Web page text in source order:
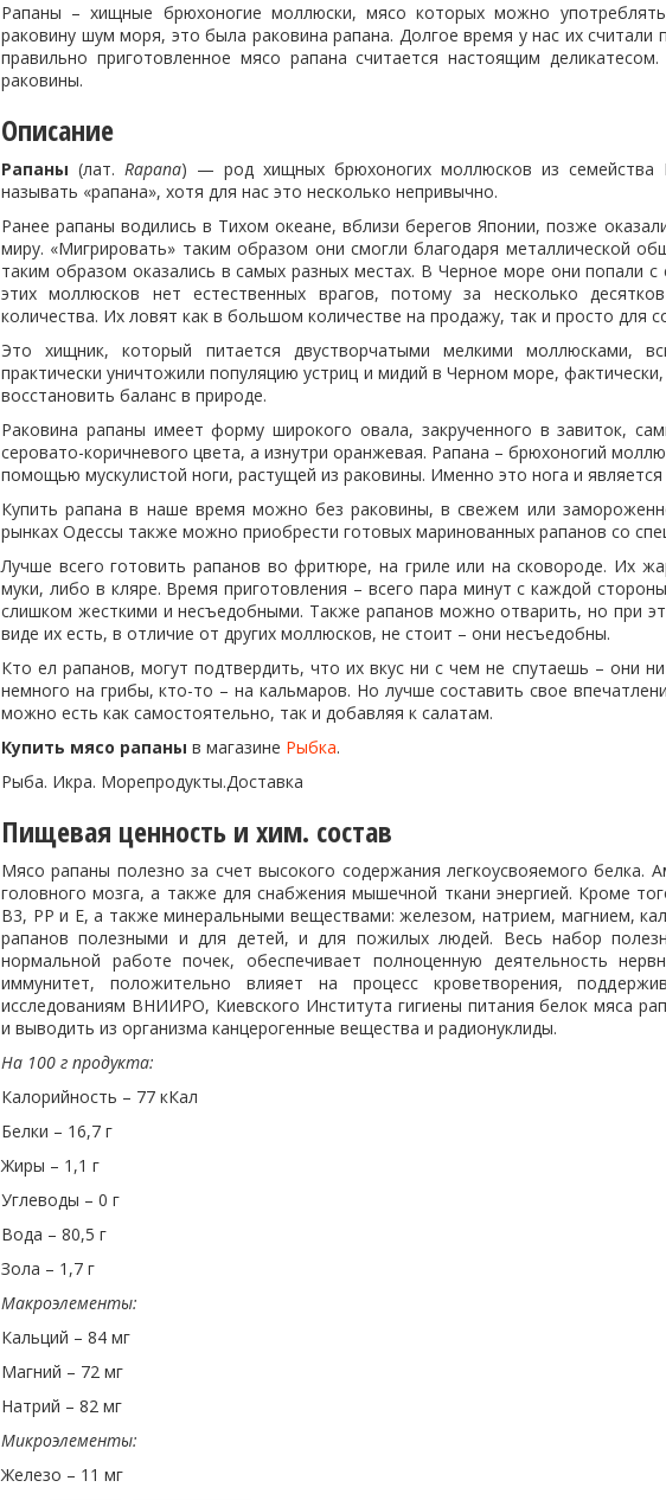
Рапаны – хищные брюхоногие моллюски, мясо которых можно
раковину шум моря, это была раковина рапана. Долгое время у нас их
правильно приготовленное мясо рапана считается настоящим
раковины.
Описание
Рапаны (лат. Rapana) — род хищных брюхоногих моллюсков из семейства
называть «рапана», хотя для нас это несколько непривычно.
Ранее рапаны водились в Тихом океане, вблизи берегов Японии, позже
миру. «Мигрировать» таким образом они смогли благодаря металлической
таким образом оказались в самых разных местах. В Черное море они попали
этих моллюсков нет естественных врагов, потому за несколько
количества. Их ловят как в большом количестве на продажу, так и просто для
Это хищник, который питается двустворчатыми мелкими моллюсками,
практически уничтожили популяцию устриц и мидий в Черном море,
восстановить баланс в природе.
Раковина рапаны имеет форму широкого овала, закрученного в завиток,
серовато-коричневого цвета, а изнутри оранжевая. Рапана – брюхоногий
помощью мускулистой ноги, растущей из раковины. Именно это нога и
Купить рапана в наше время можно без раковины, в свежем или
рынках Одессы также можно приобрести готовых маринованных рапанов со
Лучше всего готовить рапанов во фритюре, на гриле или на сковороде. Их
муки, либо в кляре. Время приготовления – всего пара минут с каждой
слишком жесткими и несъедобными. Также рапанов можно отварить, но при
виде их есть, в отличие от других моллюсков, не стоит – они несъедобны.
Кто ел рапанов, могут подтвердить, что их вкус ни с чем не спутаешь – они
немного на грибы, кто-то – на кальмаров. Но лучше составить свое
можно есть как самостоятельно, так и добавляя к салатам.
Купить мясо рапаны в магазине Рыбка.
Рыба. Икра. Морепродукты.Доставка
Пищевая ценность и хим. состав
Мясо рапаны полезно за счет высокого содержания легкоусвояемого белка.
головного мозга, а также для снабжения мышечной ткани энергией. Кроме
В3, РР и Е, а также минеральными веществами: железом, натрием, магнием,
рапанов полезными и для детей, и для пожилых людей. Весь набор
нормальной работе почек, обеспечивает полноценную деятельность
иммунитет, положительно влияет на процесс кроветворения,
исследованиям ВНИИРО, Киевского Института гигиены питания белок мяса
и выводить из организма канцерогенные вещества и радионуклиды.
На 100 г продукта:
Калорийность – 77 кКал
Белки – 16,7 г
Жиры – 1,1 г
Углеводы – 0 г
Вода – 80,5 г
Зола – 1,7 г
Макроэлементы:
Кальций – 84 мг
Магний – 72 мг
Натрий – 82 мг
Микроэлементы:
Железо – 11 мг